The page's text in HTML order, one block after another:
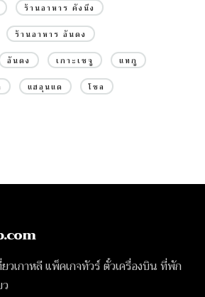
ร้านอาหาร คังนึง
ร้านอาหาร อันดง
อันดง เกาะเชจู แทกู
แฮอุนแด โซล
วเกาหลี แพ็คเกจทัวร์ ตั๋วเครื่องบิน ที่พัก